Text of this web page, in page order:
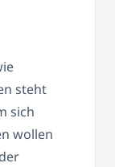
steht
sich
wollen